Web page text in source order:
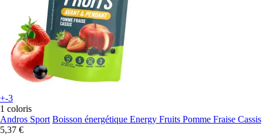
+-3
1 coloris
Andros Sport Boisson énergétique Energy Fruits Pomme Fraise Cassis
5,37 €